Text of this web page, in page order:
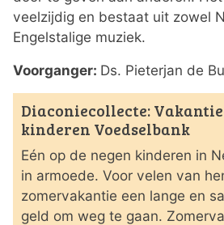
veelzijdig en bestaat uit zowel
Engelstalige muziek.
Voorganger: Ds. Pieterjan de
Diaconiecollecte:
kinderen Voedselbank
Eén op de negen kinderen in
in armoede. Voor velen van
zomervakantie een lange en
geld om weg te gaan.